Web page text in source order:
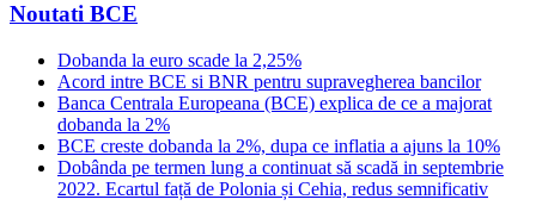
Noutati BCE
Dobanda la euro scade la 2,25%
Acord intre BCE si BNR pentru supravegherea bancilor
Banca Centrala Europeana (BCE) explica de ce a majorat
dobanda la 2%
BCE creste dobanda la 2%, dupa ce inflatia a ajuns la 10%
Dobânda pe termen lung a continuat să scadă in septembrie
2022. Ecartul față de Polonia și Cehia, redus semnificativ